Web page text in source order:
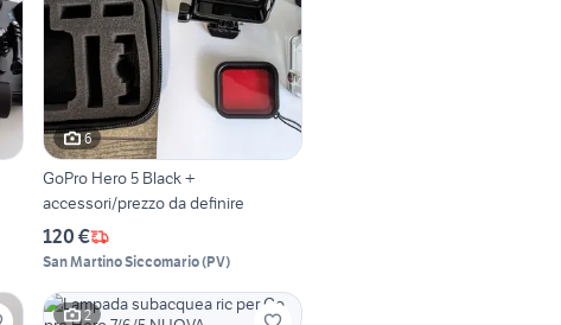
6
GoPro Hero 5 Black +
accessori/prezzo da definire
120 €
San Martino Siccomario(PV)
2